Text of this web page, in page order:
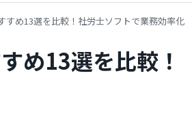
すめ13選を比較！社労士ソフトで業務効率化
め13選を比較！